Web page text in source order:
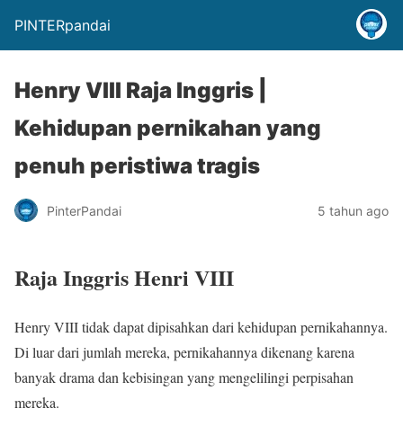
PINTERpandai
Henry VIII Raja Inggris |
Kehidupan pernikahan yang
penuh peristiwa tragis
PinterPandai 5 tahun ago
Raja Inggris Henri VIII
Henry VIII tidak dapat dipisahkan dari kehidupan pernikahannya.
Di luar dari jumlah mereka, pernikahannya dikenang karena
banyak drama dan kebisingan yang mengelilingi perpisahan
mereka.